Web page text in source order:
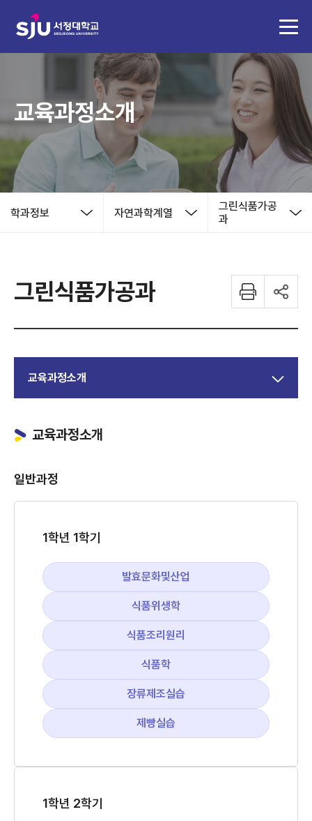
교육과정소개
학과정보 자연과학계열
그린식품가공
과
그린식품가공과
교육과정소개
교육과정소개
일반과정
1학년 1학기
발효문화및산업
식품위생학
식품조리원리
식품학
장류제조실습
제빵실습
1학년 2학기